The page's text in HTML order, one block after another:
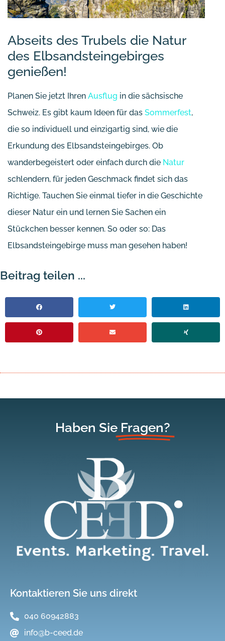
Abseits des Trubels die Natur
des Elbsandsteingebirges
genießen!
Planen Sie jetzt Ihren Ausflug in die sächsische
Schweiz. Es gibt kaum Ideen für das Sommerfest,
die so individuell und einzigartig sind, wie die
Erkundung des Elbsandsteingebirges. Ob
wanderbegeistert oder einfach durch die Natur
schlendern, für jeden Geschmack findet sich das
Richtige. Tauchen Sie einmal tiefer in die Geschichte
dieser Natur ein und lernen Sie Sachen ein
Stückchen besser kennen. So oder so: Das
Elbsandsteingebirge muss man gesehen haben!
Beitrag teilen ...
Haben Sie Fragen?
Kontaktieren Sie uns direkt
040 60942883
info@b-ceed.de